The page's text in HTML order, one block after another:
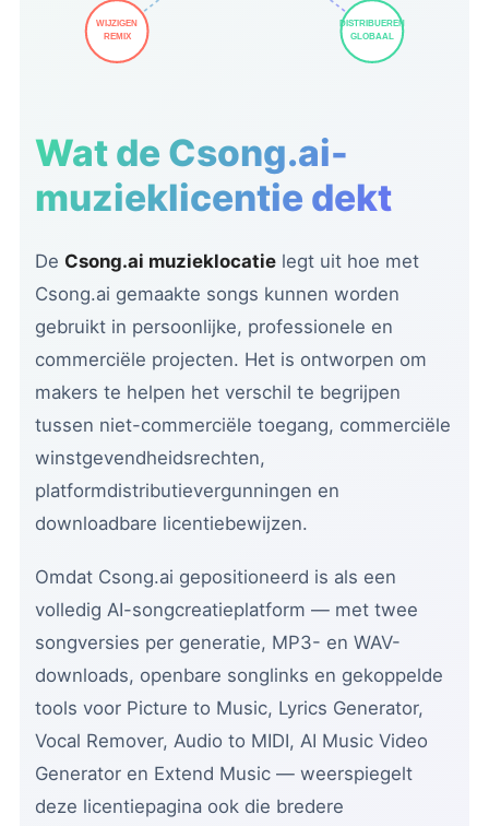
Wat de Csong.ai-
muzieklicentie dekt
De Csong.ai muzieklocatie legt uit hoe met
Csong.ai gemaakte songs kunnen worden
gebruikt in persoonlijke, professionele en
commerciële projecten. Het is ontworpen om
makers te helpen het verschil te begrijpen
tussen niet-commerciële toegang, commerciële
winstgevendheidsrechten,
platformdistributievergunningen en
downloadbare licentiebewijzen.
Omdat Csong.ai gepositioneerd is als een
volledig AI-songcreatieplatform — met twee
songversies per generatie, MP3- en WAV-
downloads, openbare songlinks en gekoppelde
tools voor Picture to Music, Lyrics Generator,
Vocal Remover, Audio to MIDI, AI Music Video
Generator en Extend Music — weerspiegelt
deze licentiepagina ook die bredere
WIJZIGEN
REMIX
DISTRIBUEREN
GLOBAAL